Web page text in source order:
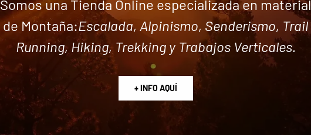
Somos una Tienda Online especializada en material
de Montaña:Escalada, Alpinismo, Senderismo, Trail
Running, Hiking, Trekking y Trabajos Verticales.
+ INFO AQUÍ